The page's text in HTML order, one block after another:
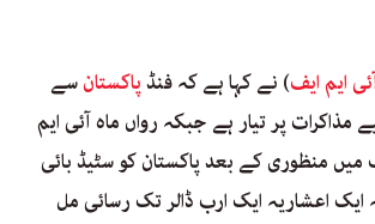
ایم ایف) نے کہا ہے کہ فنڈپاکستانسے
مذاکرات پر تیار ہے جبکہ رواں ماہ آئی ایم
میں منظوری کے بعد پاکستان کو سٹیڈ بائی
ایک اعشاریہ ایک ارب ڈالر تک رسائی مل